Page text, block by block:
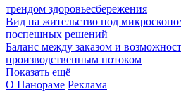
трендом здоровьесбережения
Вид на жительство под
поспешных решений
Баланс между заказом и
производственным потоком
Показать ещё
О Панораме Реклама